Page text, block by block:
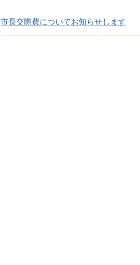
市長交際費についてお知らせします